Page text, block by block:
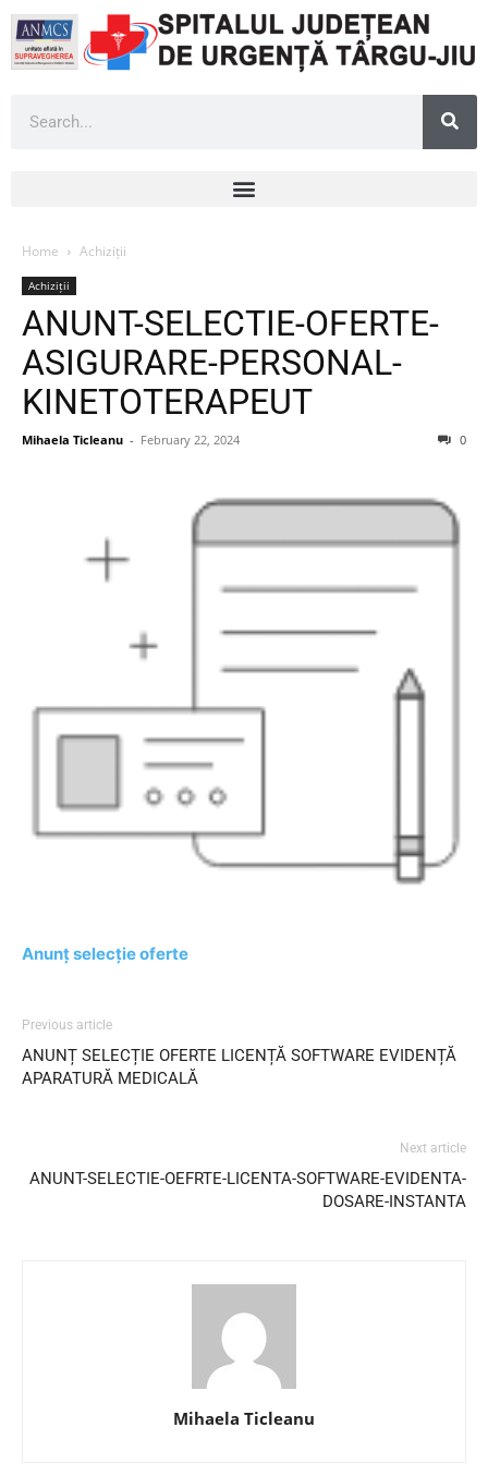
Home Achiziții
Achiziții
ANUNT-SELECTIE-OFERTE-
ASIGURARE-PERSONAL-
KINETOTERAPEUT
Mihaela Ticleanu - February 22, 2024 0
Anunț selecție oferte
Previous article
ANUNȚ SELECȚIE OFERTE LICENȚĂ SOFTWARE EVIDENȚĂ
APARATURĂ MEDICALĂ
Next article
ANUNT-SELECTIE-OEFRTE-LICENTA-SOFTWARE-EVIDENTA-
DOSARE-INSTANTA
Mihaela Ticleanu